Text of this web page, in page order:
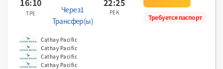
16:10
TPE
Через1
Трансфер(ы)
22:25
PEK
Требуется паспорт
Cathay Pacific
Cathay Pacific
Cathay Pacific
Cathay Pacific